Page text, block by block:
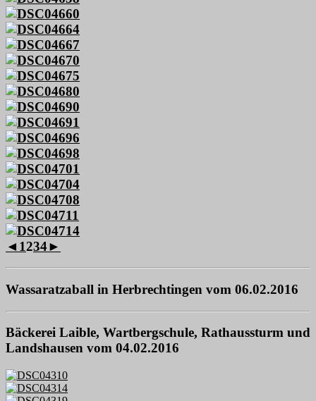
◄ 1234►
Wassaratzaball in Herbrechtingen vom 06.02.2016
Bäckerei Laible, Wartbergschule, Rathaussturm und
Landshausen vom 04.02.2016